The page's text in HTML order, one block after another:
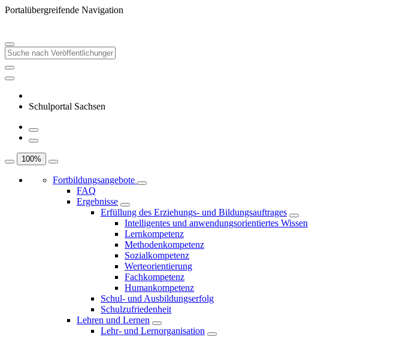
Portalübergreifende Navigation
Schulportal Sachsen
100%
Fortbildungsangebote
FAQ
Ergebnisse
Erfüllung des Erziehungs- und Bildungsauftrages
Intelligentes und anwendungsorientiertes Wissen
Lernkompetenz
Methodenkompetenz
Sozialkompetenz
Werteorientierung
Fachkompetenz
Humankompetenz
Schul- und Ausbildungserfolg
Schulzufriedenheit
Lehren und Lernen
Lehr- und Lernorganisation